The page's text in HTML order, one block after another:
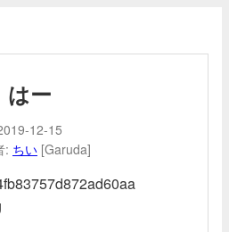
はー
12-15
: ちい [Garuda]